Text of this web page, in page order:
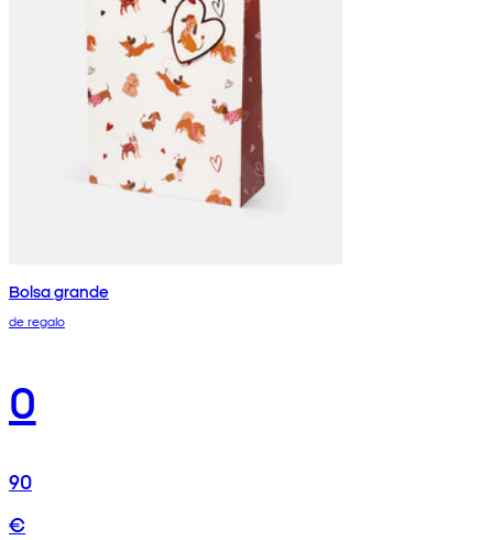
Bolsa grande
de regalo
0
90
€